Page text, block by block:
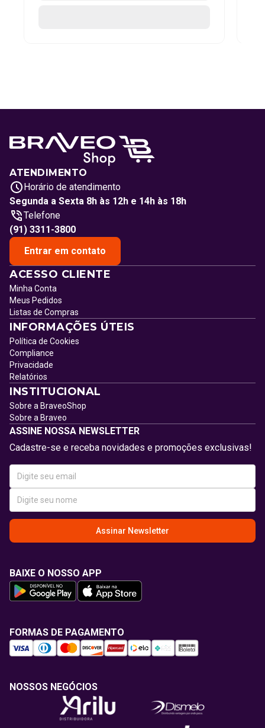
ATENDIMENTO
Horário de atendimento
Segunda a Sexta 8h às 12h e 14h às 18h
Telefone
(91) 3311-3800
Entrar em contato
ACESSO CLIENTE
Minha Conta
Meus Pedidos
Listas de Compras
INFORMAÇÕES ÚTEIS
Política de Cookies
Compliance
Privacidade
Relatórios
INSTITUCIONAL
Sobre a BraveoShop
Sobre a Braveo
ASSINE NOSSA NEWSLETTER
Cadastre-se e receba novidades e promoções exclusivas!
Assinar Newsletter
BAIXE O NOSSO APP
FORMAS DE PAGAMENTO
NOSSOS NEGÓCIOS